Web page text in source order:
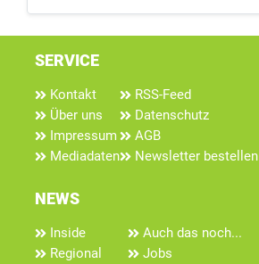
SERVICE
Kontakt
Über uns
Impressum
Mediadaten
RSS-Feed
Datenschutz
AGB
Newsletter bestellen
NEWS
Inside
Regional
Auch das noch...
Jobs